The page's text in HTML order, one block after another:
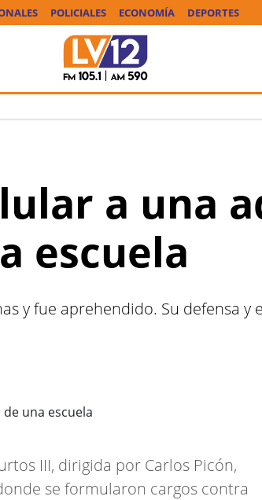
POLICIALES ECONOMÍA DEPORTES
a una
escuela
y fue aprehendido. Su defensa
III, dirigida por Carlos Picón,
se formularon cargos contra